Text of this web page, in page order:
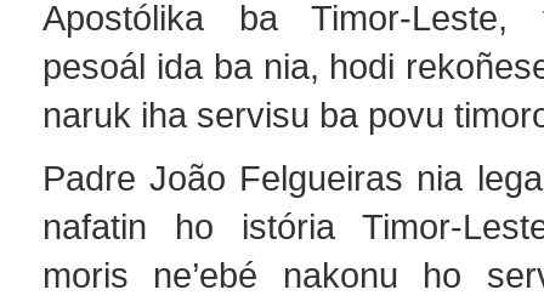
Apostólika ba Timor-Leste,
pesoál ida ba nia, hodi
naruk iha servisu ba povu
Padre João Felgueiras nia
nafatin ho istória Timor-
moris ne’ebé nakonu ho